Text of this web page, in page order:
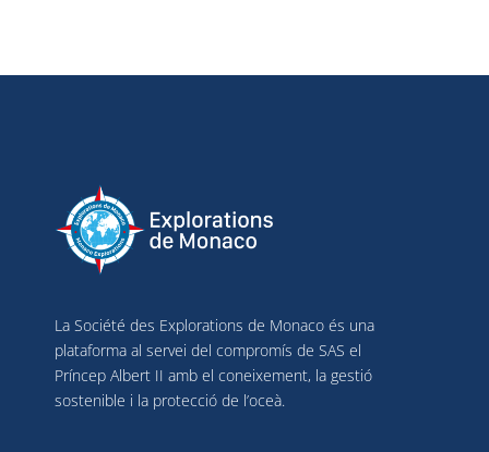
La Société des Explorations de Monaco és una
plataforma al servei del compromís de SAS el
Príncep Albert II amb el coneixement, la gestió
sostenible i la protecció de l’oceà.